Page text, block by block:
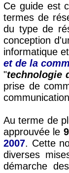
Ce guide est
termes de
du type de
conception
informatique
et de la
"technologie
prise de
Au terme de
approuvée le
2007. Cette
diverses
démarche